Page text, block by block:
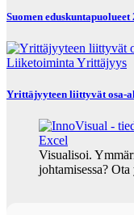
Suomen
Liiketoiminta Yrittäjyys
Yrittäjyyteen liittyvät osa-
Visualisoi.
johtamisessa? Ota